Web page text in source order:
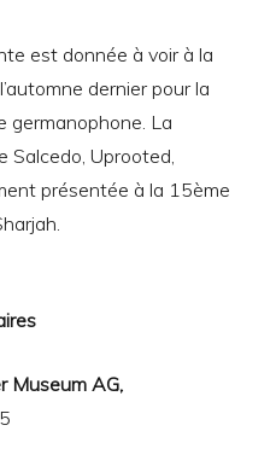
est donnée à voir à la
dernier pour la
germanophone. La
Salcedo, Uprooted,
présentée à la 15ème
Museum AG,